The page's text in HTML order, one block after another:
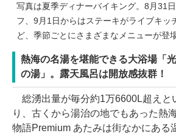
写真は夏季ディナーバイキング。8月31
フ、9月1日からはステーキがライブキッ
ど、季節ごとにさまざまなメニューが登
熱海の名湯を堪能できる大浴場「
の湯」。露天風呂は開放感抜群！
総湧出量が毎分約1万6600L超えと
り、古くから湯治の地でもあった熱
物語Premium あたみは街なかにある